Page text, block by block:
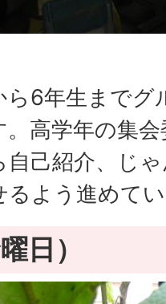
ら6年生まで
高学年の集
己紹介、じ
るよう進めて
日）